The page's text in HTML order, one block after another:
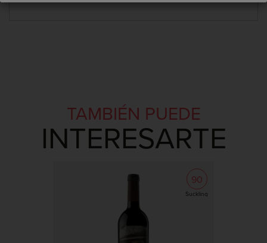
TAMBIÉN PUEDE
INTERESARTE
Suckling
90